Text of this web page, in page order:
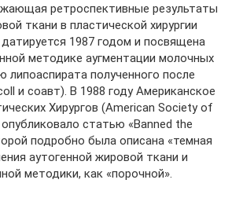
ретроспективные результаты
ткани в пластической хирургии
1987 годом и посвящена
методике аугментации молочных
полученного после
и соавт). В 1988 году Американское
Хирургов (American Society of
статью «Banned the
подробно была описана «темная
аутогенной жировой ткани и
методики, как «порочной».